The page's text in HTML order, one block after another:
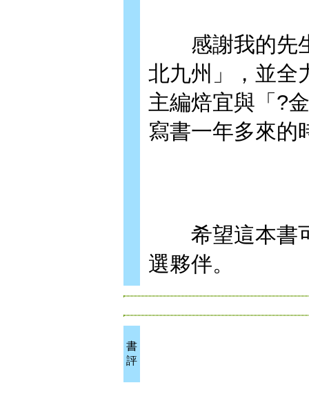
感謝我的先生
北九州」，並全
主編焙宜與「?
寫書一年多來的
希望這本書可
選夥伴。
書
評